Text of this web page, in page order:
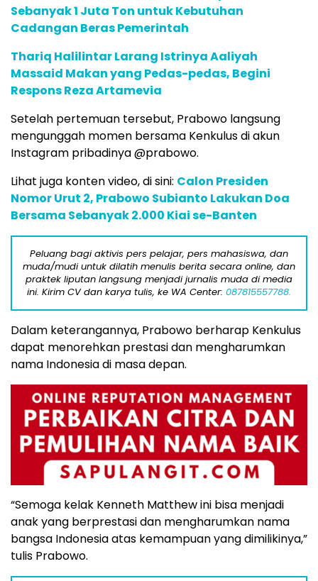
Sebanyak 1 Juta Ton untuk Kebutuhan
Cadangan Beras Pemerintah
Thariq Halilintar Larang Istrinya Aaliyah
Massaid Makan yang Pedas-pedas, Begini
Respons Reza Artamevia
Setelah pertemuan tersebut, Prabowo langsung
mengunggah momen bersama Kenkulus di akun
Instagram pribadinya @prabowo.
Lihat juga konten video, di sini: Calon Presiden
Nomor Urut 2, Prabowo Subianto Lakukan Doa
Bersama Sebanyak 2.000 Kiai se-Banten
Peluang bagi aktivis pers pelajar, pers mahasiswa, dan
muda/mudi untuk dilatih menulis berita secara online, dan
praktek liputan langsung menjadi jurnalis muda di media
ini. Kirim CV dan karya tulis, ke WA Center: 087815557788.
Dalam keterangannya, Prabowo berharap Kenkulus
dapat menorehkan prestasi dan mengharumkan
nama Indonesia di masa depan.
“Semoga kelak Kenneth Matthew ini bisa menjadi
anak yang berprestasi dan mengharumkan nama
bangsa Indonesia atas kemampuan yang dimilikinya,”
tulis Prabowo.